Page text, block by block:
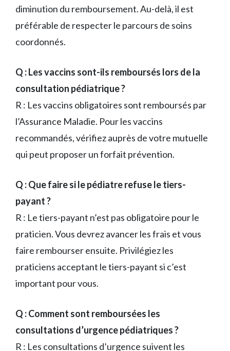
diminution du remboursement. Au-delà, il est
préférable de respecter le parcours de soins
coordonnés.
Q : Les vaccins sont-ils remboursés lors de la
consultation pédiatrique ?
R : Les vaccins obligatoires sont remboursés par
l’Assurance Maladie. Pour les vaccins
recommandés, vérifiez auprès de votre mutuelle
qui peut proposer un forfait prévention.
Q : Que faire si le pédiatre refuse le tiers-
payant ?
R : Le tiers-payant n’est pas obligatoire pour le
praticien. Vous devrez avancer les frais et vous
faire rembourser ensuite. Privilégiez les
praticiens acceptant le tiers-payant si c’est
important pour vous.
Q : Comment sont remboursées les
consultations d’urgence pédiatriques ?
R : Les consultations d’urgence suivent les